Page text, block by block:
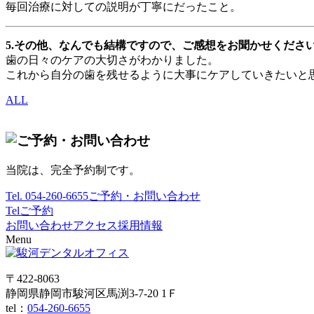
毎回治療に対しての説明が丁寧にだったこと。
5.その他、なんでも結構ですので、ご感想をお聞かせください
歯の日々のケアの大切さがわかりました。
これから自分の歯を残せるように大事にケアしていきたいと
ALL
当院は、完全予約制です。
Tel. 054-260-6655ご予約・お問い合わせ
Telご予約
お問い合わせアクセス採用情報
Menu
〒422-8063
静岡県静岡市駿河区馬渕3-7-20 1Ｆ
tel： 054-260-6655